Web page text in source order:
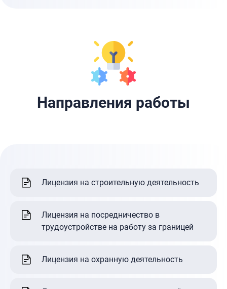
Направления работы
Лицензия на строительную деятельность
Лицензия на посредничество в
трудоустройстве на работу за границей
Лицензия на охранную деятельность